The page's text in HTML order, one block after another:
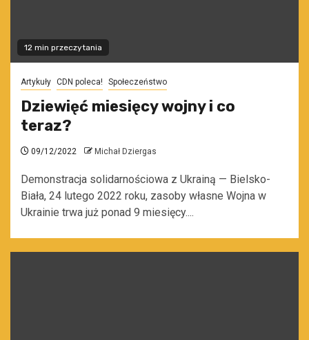
12 min przeczytania
Artykuły CDN poleca! Społeczeństwo
Dziewięć miesięcy wojny i co
teraz?
09/12/2022 Michał Dziergas
Demonstracja solidarnościowa z Ukrainą — Bielsko-
Biała, 24 lutego 2022 roku, zasoby własne Wojna w
Ukrainie trwa już ponad 9 miesięcy....